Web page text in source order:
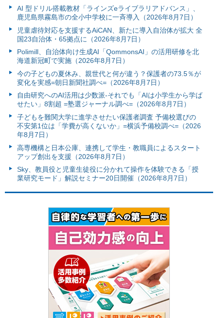
AI 型ドリル搭載教材「ラインズeライブラリアドバンス」、
鹿児島県霧島市の全小中学校に一斉導入（2026年8月7日）
児童虐待対応を支援するAiCAN、新たに導入自治体が拡大 全
国23自治体・65拠点に（2026年8月7日）
Polimill、自治体向け生成AI「QommonsAI」の活用研修を北
海道新冠町で実施（2026年8月7日）
今の子どもの夏休み、親世代と何が違う？保護者の73.5％が
変化を実感=朝日新聞社調べ=（2026年8月7日）
自由研究へのAI活用は少数派-それでも「AIは小学生から学ば
せたい」8割超 =塾選ジャーナル調べ=（2026年8月7日）
子どもを難関大学に進学させたい保護者調査 予備校選びの
不安第1位は「学費が高くないか」=横浜予備校調べ=（2026
年8月7日）
高専機構と日本公庫、連携して学生・教職員によるスタート
アップ創出を支援（2026年8月7日）
Sky、教員役と児童生徒役に分かれて操作を体験できる「授
業研究モード」解説セミナー20日開催（2026年8月7日）